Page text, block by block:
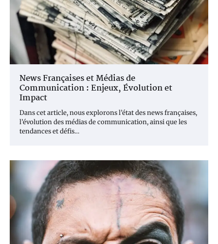
News Françaises et Médias de
Communication : Enjeux, Évolution et
Impact
Dans cet article, nous explorons l’état des news françaises,
l’évolution des médias de communication, ainsi que les
tendances et défis…